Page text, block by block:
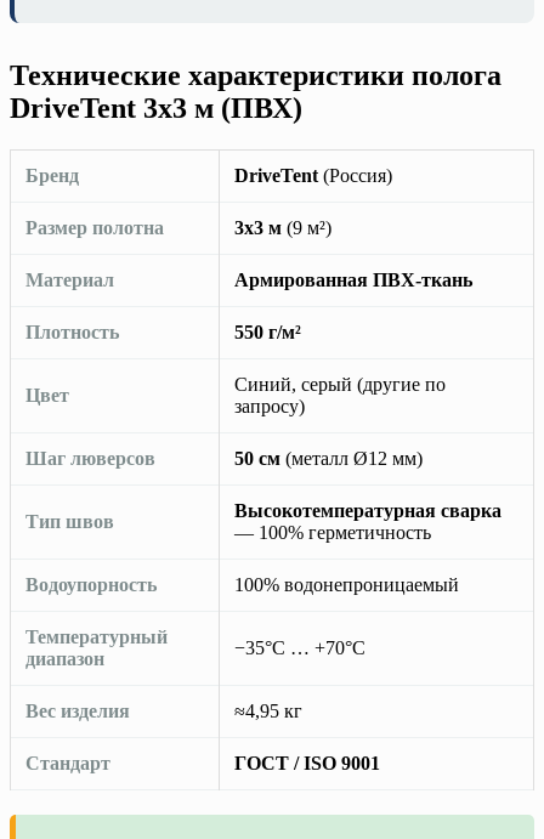
Технические характеристики полога
DriveTent 3х3 м (ПВХ)
Бренд DriveTent (Россия)
Размер полотна 3х3 м (9 м²)
Материал Армированная ПВХ-ткань
Плотность 550 г/м²
Цвет
Синий, серый (другие по
запросу)
Шаг люверсов 50 см (металл Ø12 мм)
Тип швов
Высокотемпературная сварка
— 100% герметичность
Водоупорность 100% водонепроницаемый
Температурный
диапазон
−35°C … +70°C
Вес изделия ≈4,95 кг
Стандарт ГОСТ / ISO 9001